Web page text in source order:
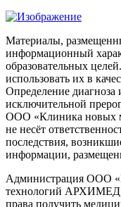
Материалы,
информационный
образовательных
использовать их в
Определение диагноза
исключительной
ООО «Клиника новых
не несёт
последствия,
информации,
Администрация ООО
технологий
права получить